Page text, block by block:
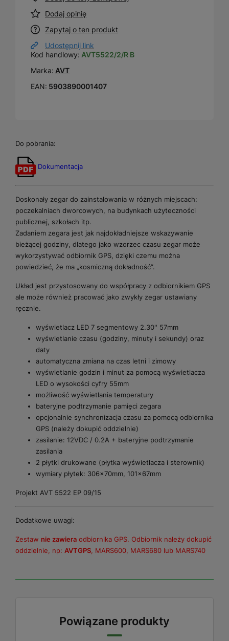
Dodaj opinię
Zapytaj o ten produkt
Udostępnij link
Kod handlowy: AVT5522/2/R B
Marka: AVT
EAN: 5903890001407
Do pobrania:
Dokumentacja
Doskonały zegar do zainstalowania w różnych miejscach:
poczekalniach dworcowych, na budynkach użyteczności
publicznej, szkołach itp.
Zadaniem zegara jest jak najdokładniejsze wskazywanie
bieżącej godziny, dlatego jako wzorzec czasu zegar może
wykorzystywać odbiornik GPS, dzięki czemu można
powiedzieć, że ma „kosmiczną dokładność”.
Układ jest przystosowany do współpracy z odbiornikiem GPS
ale może również pracować jako zwykły zegar ustawiany
ręcznie.
wyświetlacz LED 7 segmentowy 2.30'' 57mm
wyświetlanie czasu (godziny, minuty i sekundy) oraz
daty
automatyczna zmiana na czas letni i zimowy
wyświetlanie godzin i minut za pomocą wyświetlacza
LED o wysokości cyfry 55mm
możliwość wyświetlania temperatury
bateryjne podtrzymanie pamięci zegara
opcjonalnie synchronizacja czasu za pomocą odbiornika
GPS (należy dokupić oddzielnie)
zasilanie: 12VDC / 0.2A + bateryjne podtrzymanie
zasilania
2 płytki drukowane (płytka wyświetlacza i sterownik)
wymiary płytek: 306x70mm, 101x67mm
Projekt AVT 5522 EP 09/15
Dodatkowe uwagi:
Zestaw nie zawiera odbiornika GPS. Odbiornik należy dokupić
oddzielnie, np: AVTGPS , MARS600, MARS680 lub MARS740
Powiązane produkty